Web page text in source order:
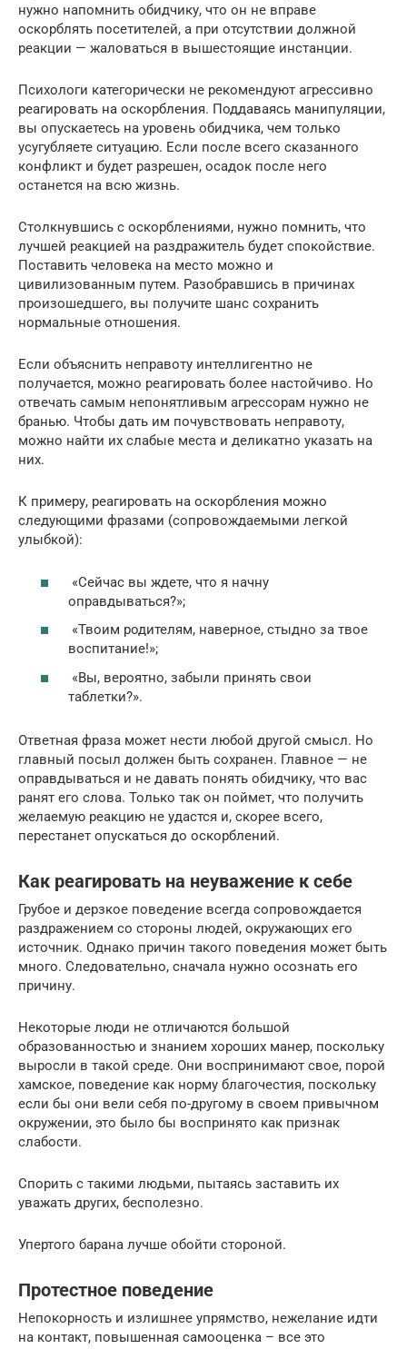
нужно напомнить обидчику, что он не вправе
оскорблять посетителей, а при отсутствии должной
реакции — жаловаться в вышестоящие инстанции.
Психологи категорически не рекомендуют агрессивно
реагировать на оскорбления. Поддаваясь манипуляции,
вы опускаетесь на уровень обидчика, чем только
усугубляете ситуацию. Если после всего сказанного
конфликт и будет разрешен, осадок после него
останется на всю жизнь.
Столкнувшись с оскорблениями, нужно помнить, что
лучшей реакцией на раздражитель будет спокойствие.
Поставить человека на место можно и
цивилизованным путем. Разобравшись в причинах
произошедшего, вы получите шанс сохранить
нормальные отношения.
Если объяснить неправоту интеллигентно не
получается, можно реагировать более настойчиво. Но
отвечать самым непонятливым агрессорам нужно не
бранью. Чтобы дать им почувствовать неправоту,
можно найти их слабые места и деликатно указать на
них.
К примеру, реагировать на оскорбления можно
следующими фразами (сопровождаемыми легкой
улыбкой):
«Сейчас вы ждете, что я начну
оправдываться?»;
«Твоим родителям, наверное, стыдно за твое
воспитание!»;
«Вы, вероятно, забыли принять свои
таблетки?».
Ответная фраза может нести любой другой смысл. Но
главный посыл должен быть сохранен. Главное — не
оправдываться и не давать понять обидчику, что вас
ранят его слова. Только так он поймет, что получить
желаемую реакцию не удастся и, скорее всего,
перестанет опускаться до оскорблений.
Как реагировать на неуважение к себе
Грубое и дерзкое поведение всегда сопровождается
раздражением со стороны людей, окружающих его
источник. Однако причин такого поведения может быть
много. Следовательно, сначала нужно осознать его
причину.
Некоторые люди не отличаются большой
образованностью и знанием хороших манер, поскольку
выросли в такой среде. Они воспринимают свое, порой
хамское, поведение как норму благочестия, поскольку
если бы они вели себя по-другому в своем привычном
окружении, это было бы воспринято как признак
слабости.
Спорить с такими людьми, пытаясь заставить их
уважать других, бесполезно.
Упертого барана лучше обойти стороной.
Протестное поведение
Непокорность и излишнее упрямство, нежелание идти
на контакт, повышенная самооценка – все это